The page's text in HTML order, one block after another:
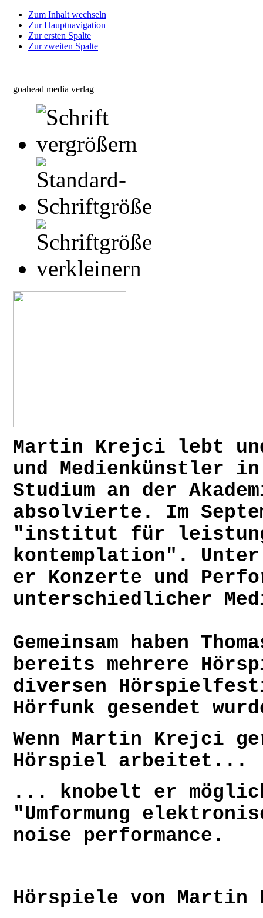
Zum Inhalt wechseln
Zur Hauptnavigation
Zur ersten Spalte
Zur zweiten Spalte
goahead media verlag
Martin Krejci lebt
und Medienkünstler
Studium an der
absolvierte. Im
"institut für
kontemplation".
er Konzerte und
unterschiedlicher
Gemeinsam haben
bereits mehrere
diversen
Hörfunk gesendet
Wenn Martin Krejci
Hörspiel arbeitet...
... knobelt er
"Umformung
noise performance.
Hörspiele von